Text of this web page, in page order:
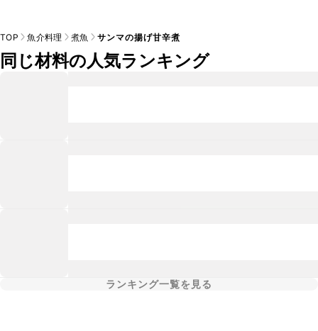
TOP 魚介料理 煮魚 サンマの揚げ甘辛煮
同じ材料の人気ランキング
ランキング一覧を見る